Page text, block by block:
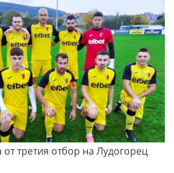
третия отбор на Лудогорец